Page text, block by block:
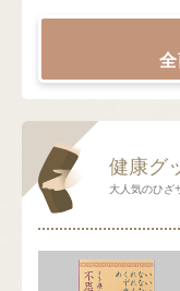
健康グ
大人気のひざ